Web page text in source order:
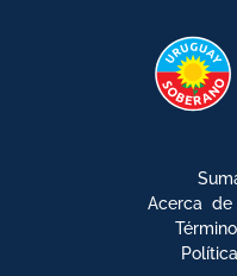
Acerca de